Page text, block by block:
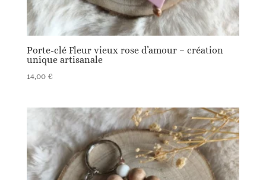
Porte-clé Fleur vieux rose d’amour – création
unique artisanale
14,00 €